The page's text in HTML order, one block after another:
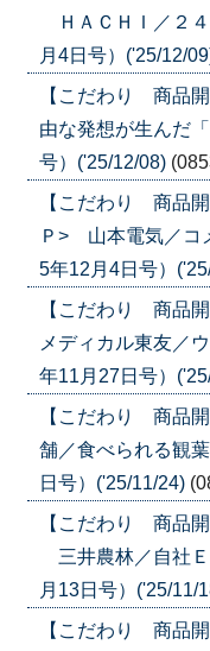
ＨＡＣＨＩ／２
月4日号）('25/12/
【こだわり 商品
由な発想が生んだ
号）('25/12/08)
【こだわり 商品
Ｐ> 山本電気／コ
5年12月4日号）
【こだわり 商品
メディカル東友／
年11月27日号）
【こだわり 商品
舗／食べられる観
日号）('25/11/24)
【こだわり 商品
三井農林／自社
月13日号）('25/11/
【こだわり 商品